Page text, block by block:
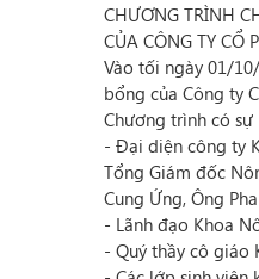
CHƯƠNG TRÌNH
CỦA CÔNG TY CỔ
Vào tối ngày 01/
bổng của Công ty
Chương trình có sự
- Đại diện công ty
Tổng Giám đốc
Cung Ứng, Ông
- Lãnh đạo Khoa
- Quý thầy cô giáo